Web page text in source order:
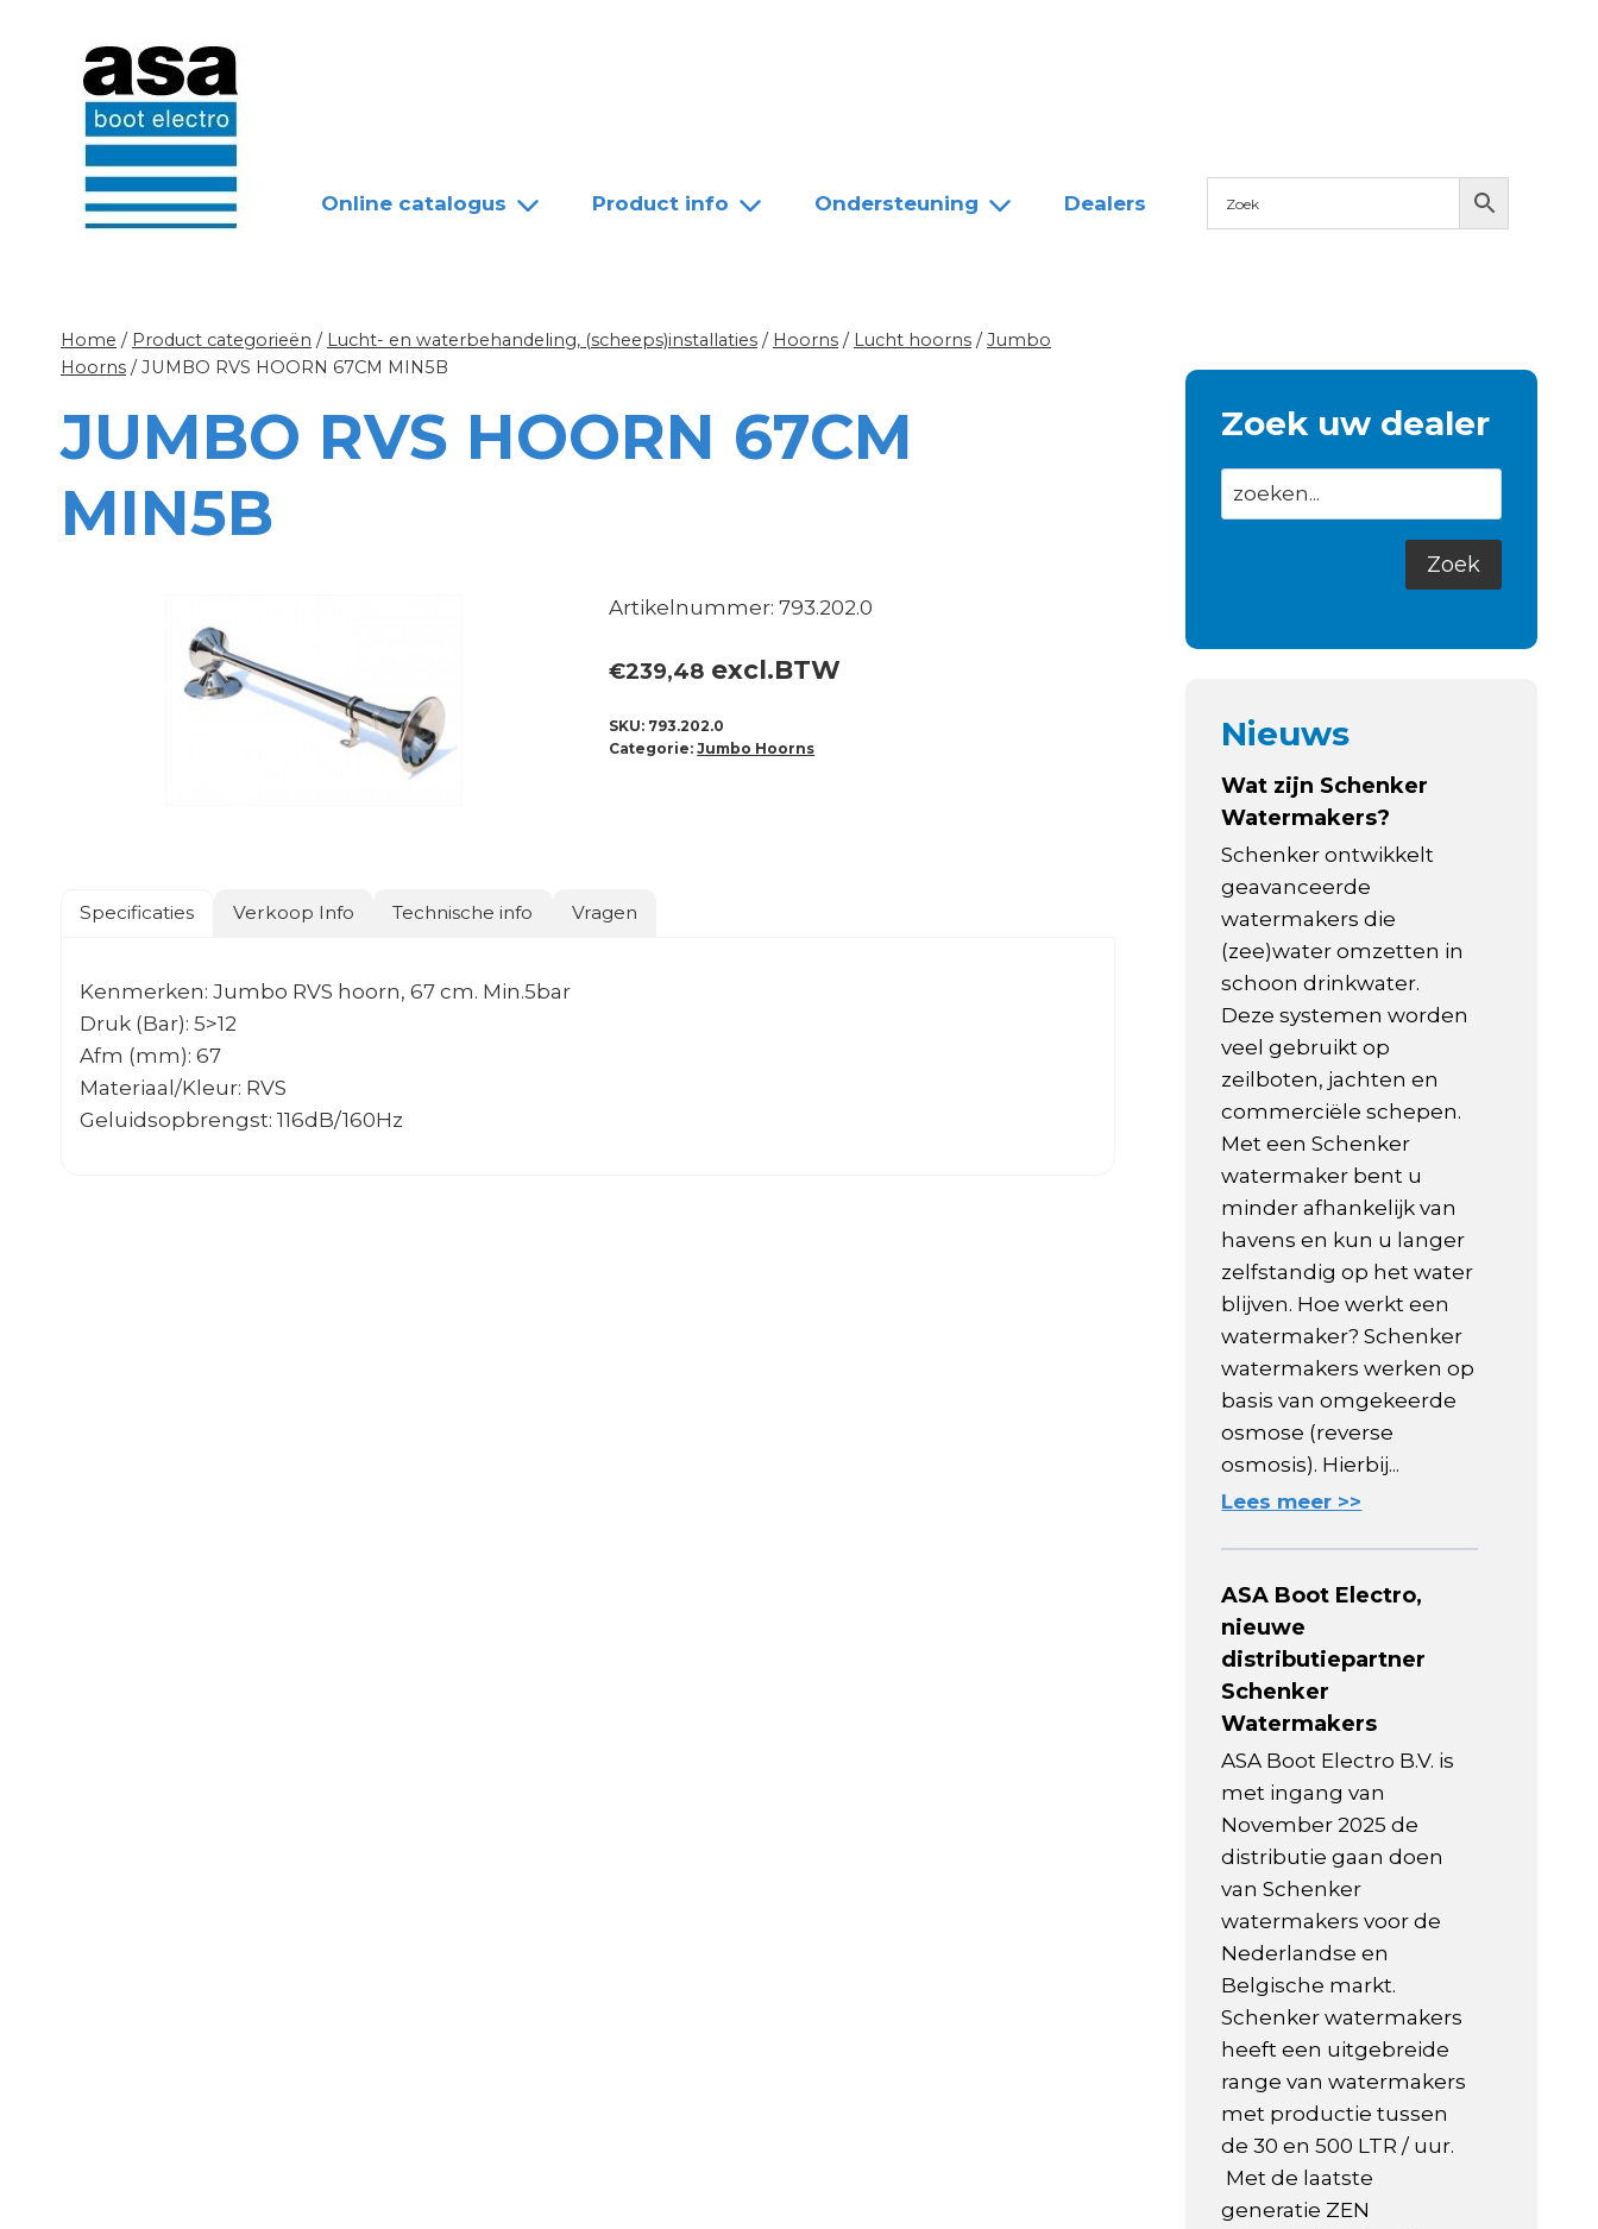
Online catalogus Product info Ondersteuning Dealers
Home / Product categorieën / Lucht- en waterbehandeling, (scheeps)installaties / Hoorns / Lucht hoorns / Jumbo
Hoorns / JUMBO RVS HOORN 67CM MIN5B
JUMBO RVS HOORN 67CM
MIN5B
Artikelnummer: 793.202.0
€239,48 excl.BTW
SKU: 793.202.0
Categorie:Jumbo Hoorns
Specificaties Verkoop Info Technische info Vragen
Kenmerken: Jumbo RVS hoorn, 67 cm. Min.5bar
Druk (Bar): 5>12
Afm (mm): 67
Materiaal/Kleur: RVS
Geluidsopbrengst: 116dB/160Hz
Zoek uw dealer
Nieuws
Wat zijn Schenker
Watermakers?
Schenker ontwikkelt
geavanceerde
watermakers die
(zee)water omzetten in
schoon drinkwater.
Deze systemen worden
veel gebruikt op
zeilboten, jachten en
commerciële schepen.
Met een Schenker
watermaker bent u
minder afhankelijk van
havens en kun u langer
zelfstandig op het water
blijven. Hoe werkt een
watermaker? Schenker
watermakers werken op
basis van omgekeerde
osmose (reverse
osmosis). Hierbij...
Lees meer >>
ASA Boot Electro,
nieuwe
distributiepartner
Schenker
Watermakers
ASA Boot Electro B.V. is
met ingang van
November 2025 de
distributie gaan doen
van Schenker
watermakers voor de
Nederlandse en
Belgische markt.
Schenker watermakers
heeft een uitgebreide
range van watermakers
met productie tussen
de 30 en 500 LTR / uur.
Met de laatste
generatie ZEN